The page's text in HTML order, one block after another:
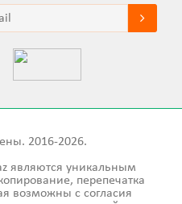
2016-2026.
являются уникальным
перепечатка
возможны с согласия